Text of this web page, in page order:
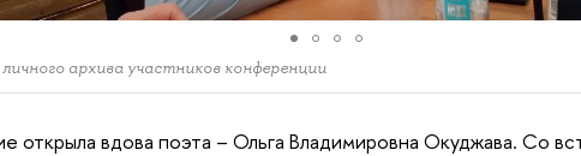
архива участников конференции
открыла вдова поэта – Ольга Владимировна Окуджава. Со